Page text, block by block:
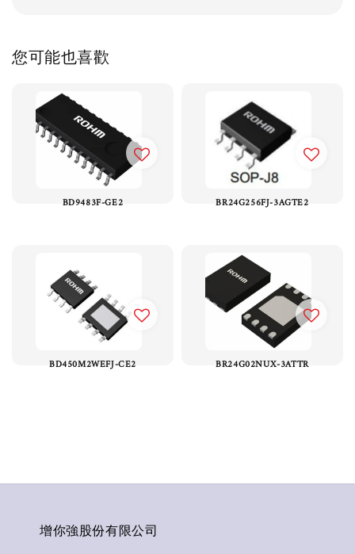
您可能也喜歡
BD9483F-GE2 BR24G256FJ-3AGTE2
BD450M2WEFJ-CE2 BR24G02NUX-3ATTR
增你強股份有限公司